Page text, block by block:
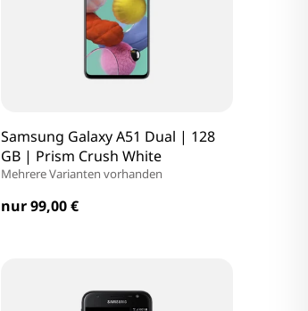
Samsung Galaxy A51 Dual | 128
GB | Prism Crush White
Mehrere Varianten vorhanden
nur 99,00 €